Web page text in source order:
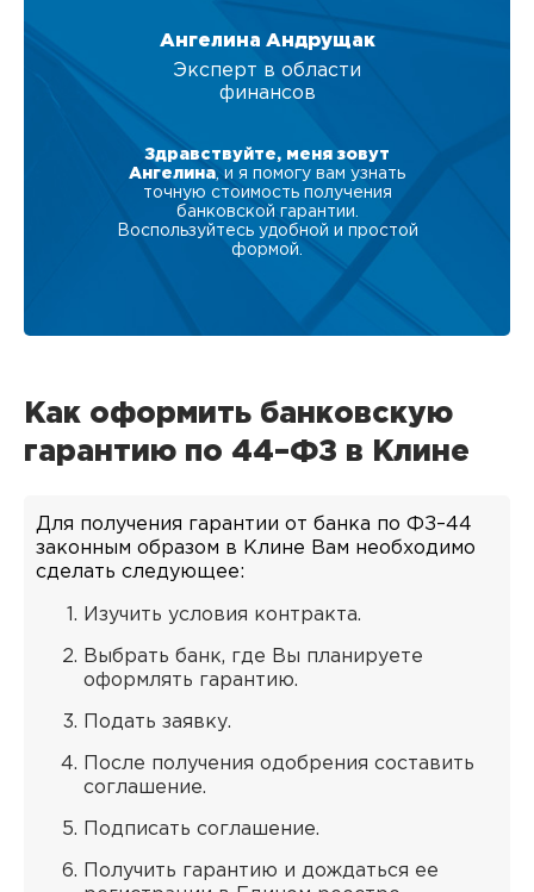
Ангелина Андрущак
Эксперт в области
финансов
Здравствуйте, меня зовут
Ангелина, и я помогу вам узнать
точную стоимость получения
банковской гарантии.
Воспользуйтесь удобной и простой
формой.
Как оформить банковскую
гарантию по 44–ФЗ в Клине
Для получения гарантии от банка по ФЗ–44
законным образом в Клине Вам необходимо
сделать следующее:
Изучить условия контракта.
Выбрать банк, где Вы планируете
оформлять гарантию.
Подать заявку.
После получения одобрения составить
соглашение.
Подписать соглашение.
Получить гарантию и дождаться ее